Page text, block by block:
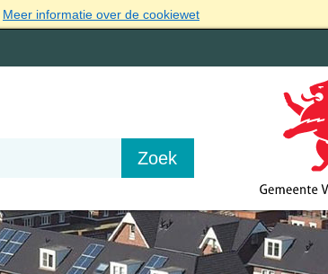
Meer informatie over de cookiewet